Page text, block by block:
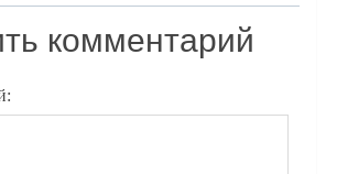
комментарий